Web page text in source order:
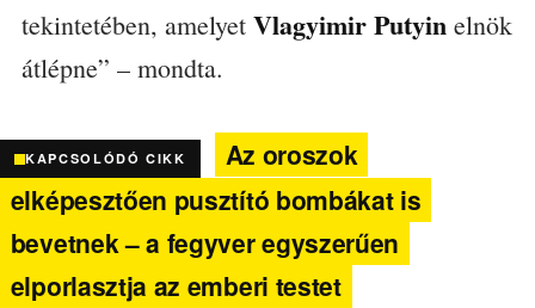
tekintetében, amelyet Vlagyimir Putyin elnök
átlépne” – mondta.
KAPCSOLÓDÓ CIKK
Az oroszok
elképesztően pusztító bombákat is
bevetnek – a fegyver egyszerűen
elporlasztja az emberi testet